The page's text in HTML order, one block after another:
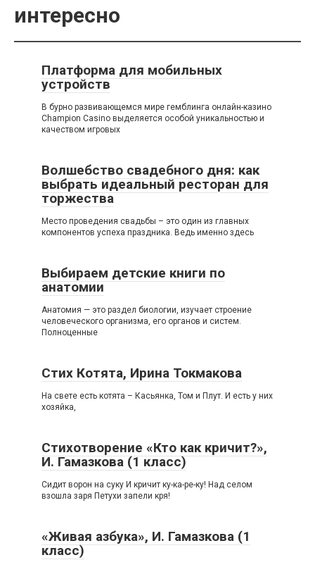
интересно
Платформа для мобильных
устройств
В бурно развивающемся мире гемблинга онлайн-казино
Champion Casino выделяется особой уникальностью и
качеством игровых
Волшебство свадебного дня: как
выбрать идеальный ресторан для
торжества
Место проведения свадьбы – это один из главных
компонентов успеха праздника. Ведь именно здесь
Выбираем детские книги по
анатомии
Анатомия — это раздел биологии, изучает строение
человеческого организма, его органов и систем.
Полноценные
Стих Котята, Ирина Токмакова
На свете есть котята – Касьянка, Том и Плут. И есть у них
хозяйка,
Стихотворение «Кто как кричит?»,
И. Гамазкова (1 класс)
Сидит ворон на суку И кричит ку-ка-ре-ку! Над селом
взошла заря Петухи запели кря!
«Живая азбука», И. Гамазкова (1
класс)